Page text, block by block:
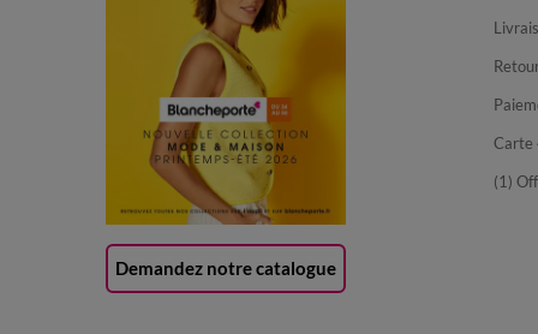
Demandez notre catalogue
Carte
(1)